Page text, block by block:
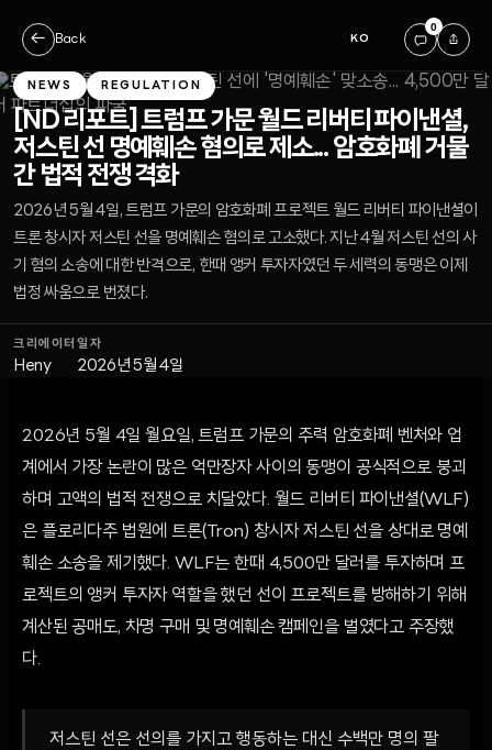
← Back KO
0
NEWS REGULATION
[ND 리포트] 트럼프 가문 월드 리버티 파이낸셜,
저스틴 선 명예훼손 혐의로 제소... 암호화폐 거물
간 법적 전쟁 격화
2026년 5월 4일, 트럼프 가문의 암호화폐 프로젝트 월드 리버티 파이낸셜이
트론 창시자 저스틴 선을 명예훼손 혐의로 고소했다. 지난 4월 저스틴 선의 사
기 혐의 소송에 대한 반격으로, 한때 앵커 투자자였던 두 세력의 동맹은 이제
법정 싸움으로 번졌다.
크리에이터
Heny
일자
2026년 5월 4일
2026년 5월 4일 월요일, 트럼프 가문의 주력 암호화폐 벤처와 업
계에서 가장 논란이 많은 억만장자 사이의 동맹이 공식적으로 붕괴
하며 고액의 법적 전쟁으로 치달았다. 월드 리버티 파이낸셜(WLF)
은 플로리다주 법원에 트론(Tron) 창시자 저스틴 선을 상대로 명예
훼손 소송을 제기했다. WLF는 한때 4,500만 달러를 투자하며 프
로젝트의 앵커 투자자 역할을 했던 선이 프로젝트를 방해하기 위해
계산된 공매도, 차명 구매 및 명예훼손 캠페인을 벌였다고 주장했
다.
저스틴 선은 선의를 가지고 행동하는 대신 수백만 명의 팔